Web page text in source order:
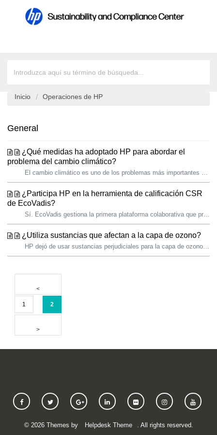
Inicio Operaciones de HP
General
¿Qué medidas ha adoptado HP para abordar el
problema del cambio climático?
El cambio climático es uno de los problemas más importantes y urgentes a los que se enfrentan las empresas y la sociedad actual. La ciencia no deja lugar a...
¿Participa HP en la herramienta de calificación CSR
de EcoVadis?
Sí. EcoVadis gestiona la primera plataforma colaborativa que proporciona calificaciones de sostenibilidad para proveedores de cadenas de suministro globales...
¿Utiliza sustancias que afectan a la capa de ozono?
HP dejó de usar sustancias perjudiciales para la capa de ozono (ODS) en todas las operaciones de fabricación en 1993. Las instalaciones de HP utilizan sust...
1 2
© 2026Themes by Helpdesk Theme . All rights reserved.